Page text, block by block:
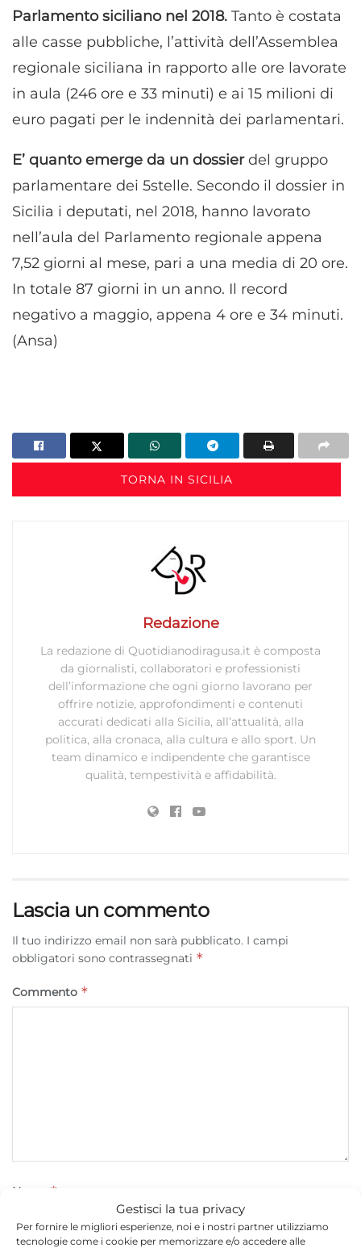
Gestisci la tua privacy
Per fornire le migliori esperienze, noi e i nostri partner utilizziamo
tecnologie come i cookie per memorizzare e/o accedere alle
Parlamento siciliano nel 2018. Tanto è costata
alle casse pubbliche, l’attività dell’Assemblea
regionale siciliana in rapporto alle ore lavorate
in aula (246 ore e 33 minuti) e ai 15 milioni di
euro pagati per le indennità dei parlamentari.
E’ quanto emerge da un dossierdel gruppo
parlamentare dei 5stelle. Secondo il dossier in
Sicilia i deputati, nel 2018, hanno lavorato
nell’aula del Parlamento regionale appena
7,52 giorni al mese, pari a una media di 20 ore.
In totale 87 giorni in un anno. Il record
negativo a maggio, appena 4 ore e 34 minuti.
(Ansa)
TORNA IN SICILIA
Redazione
La redazione di Quotidianodiragusa.it è composta
da giornalisti, collaboratori e professionisti
dell’informazione che ogni giorno lavorano per
offrire notizie, approfondimenti e contenuti
accurati dedicati alla Sicilia, all’attualità, alla
politica, alla cronaca, alla cultura e allo sport. Un
team dinamico e indipendente che garantisce
qualità, tempestività e affidabilità.
Lascia un commento
Il tuo indirizzo email non sarà pubblicato. I campi
obbligatori sono contrassegnati *
Commento *
Nome *